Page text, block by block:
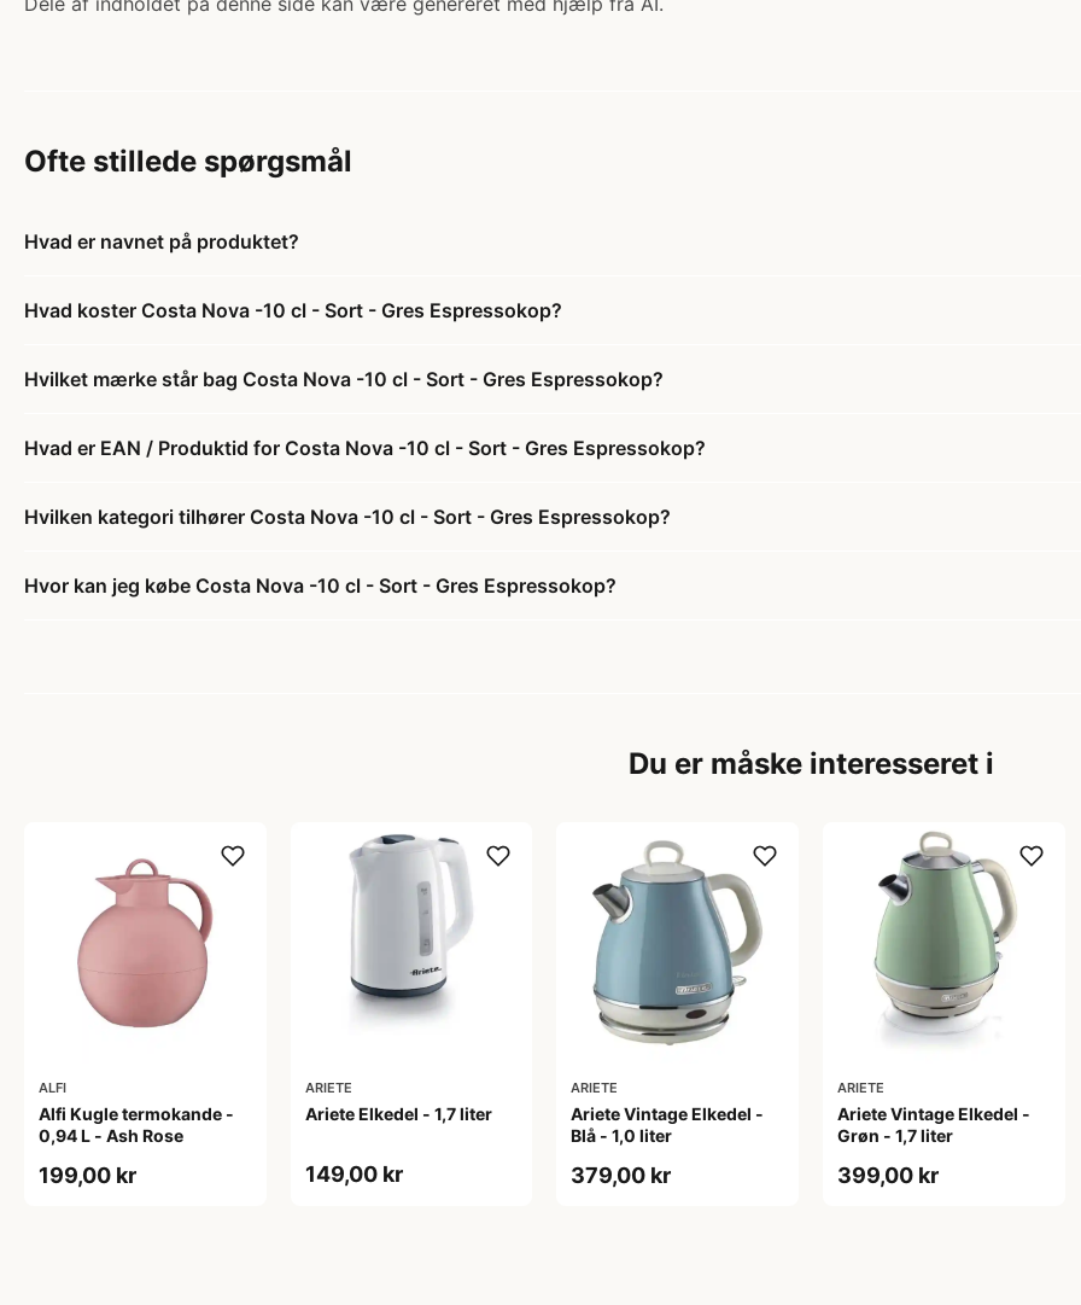
Ofte stillede spørgsmål
Hvad er navnet på produktet?
Hvad koster Costa Nova -10 cl - Sort - Gres Espressokop?
Hvilket mærke står bag Costa Nova -10 cl - Sort - Gres Espressokop?
Hvad er EAN / Produktid for Costa Nova -10 cl - Sort - Gres Espressokop?
Hvilken kategori tilhører Costa Nova -10 cl - Sort - Gres Espressokop?
Hvor kan jeg købe Costa Nova -10 cl - Sort - Gres Espressokop?
Du er måske interesseret i
ALFI
Alfi Kugle termokande -
0,94 L - Ash Rose
199,00 kr
ARIETE
Ariete Elkedel - 1,7 liter
149,00 kr
ARIETE
Ariete Vintage Elkedel -
Blå - 1,0 liter
379,00 kr
ARIETE
Ariete Vintage Elkedel -
Grøn - 1,7 liter
399,00 kr